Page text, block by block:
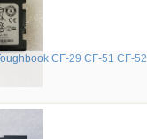
CF-29 CF-51 CF-52